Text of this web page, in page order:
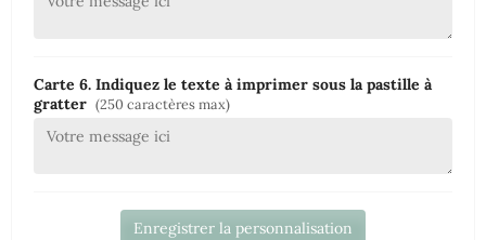
Carte 6. Indiquez le texte à imprimer sous la pastille à
gratter (250 caractères max)
Enregistrer la personnalisation